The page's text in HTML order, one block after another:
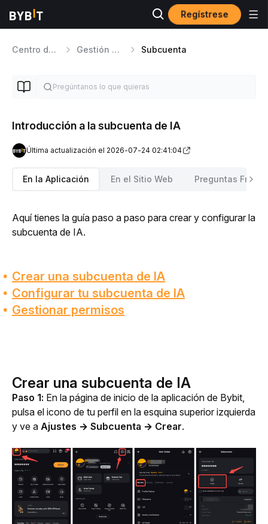
Regístrese
Centro de ayuda Gestión de cuentas Subcuenta
Introducción a la subcuenta de IA
Última actualización el 2026-07-24 02:41:04
En la Aplicación En el Sitio Web Preguntas
Aquí tienes la guía paso a paso para crear y configurar la
subcuenta de IA.
Crear una subcuenta de IA
Configurar tu subcuenta de IA
Gestionar permisos
Crear una subcuenta de IA
Paso 1: En la página de inicio de la aplicación de Bybit,
pulsa el icono de tu perfil en la esquina superior izquierda
y ve a Ajustes → Subcuenta → Crear.